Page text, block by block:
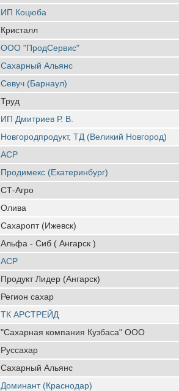
ИП Коцюба
Кристалл
ООО "ПродСервис"
Сахарный Альянс
Севуч (Барнаул)
Труд
ИП Дмитриев Р. В.
Новгородпродукт, ТД (Великий Новгород)
АСР
Продимекс (Екатеринбург)
СТ-Агро
Олива
Сахаропт (Ижевск)
Альфа - Сиб ( Ангарск )
АСР
Продукт Лидер (Ангарск)
Регион сахар
ТК АРСТРЕЙД
"Сахарная компания Кузбаса" ООО
Руссахар
Сахарный Альянс
Доминант (Краснодар)